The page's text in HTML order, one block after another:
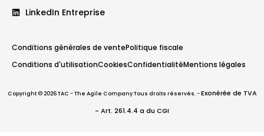
LinkedIn Entreprise
Conditions générales de ventePolitique fiscale
Conditions d'utilisationCookiesConfidentialitéMentions légales
Copyright © 2026 TAC - The Agile Company Tous droits réservés. -Exonérée de TVA
- Art. 261.4.4 a du CGI